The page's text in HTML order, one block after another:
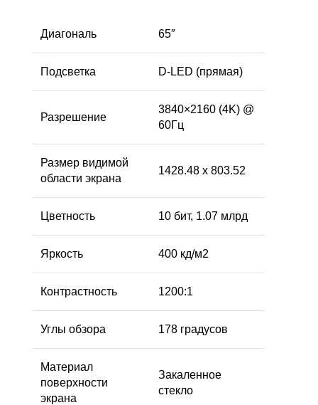
Диагональ 65″
Подсветка D-LED (прямая)
Разрешение
3840×2160 (4K) @
60Гц
Размер видимой
области экрана
1428.48 x 803.52
Цветность 10 бит, 1.07 млрд
Яркость 400 кд/м2
Контрастность 1200:1
Углы обзора 178 градусов
Материал
поверхности
экрана
Закаленное
стекло